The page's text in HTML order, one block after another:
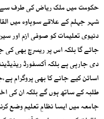
حکومت میں ملک ریاض کی طرف
شہر جہلم کے علاقے سوہاوہ میں
دنیوی تعلیمات کو صوفی ازم اور
جائے گا بلکہ اس پر ریسرچ بھی
دی جارہی ہے بلکہ آکسفورڈ
اسائن کیے جانے کا بھی پروگرام
طلبہ کے ساتھ ہوں گے بلکہ ان کی
جامعہ میں ایسا نظامِ تعلیم وضع